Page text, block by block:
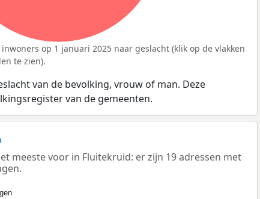
op 1 januari 2025 naar geslacht (klik op de vlakken
te zien).
van de bevolking, vrouw of man. Deze
van de gemeenten.
meeste voor in Fluitekruid: er zijn 19 adressen met